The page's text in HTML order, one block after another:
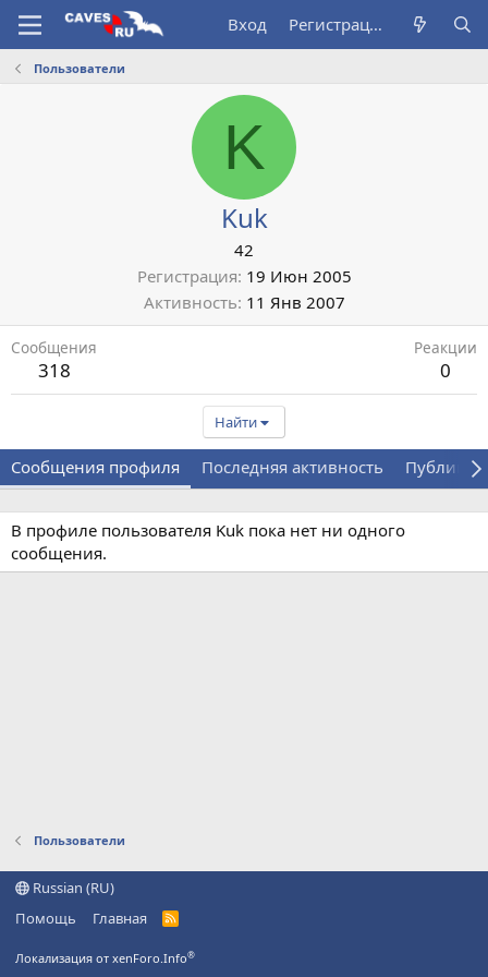
Вход Регистрация
Пользователи
K
Kuk
42
Регистрация 19 Июн 2005
Активность 11 Янв 2007
Сообщения
318
Реакции
0
Найти
Сообщения профиля Последняя активность
В профиле пользователя Kuk пока нет ни одного
сообщения.
Пользователи
Russian (RU)
Помощь
Главная
R
Локализация от xenForo.Info®